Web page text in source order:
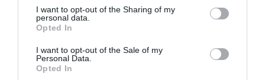
not limited to your visit or usage behaviour. You may click to
grant or deny consent to Google and its third-party tags to
use your data for below specified purposes in below Google
consent section.
I want to opt-out of the Sharing of my
personal data.
Opted In
I want to opt-out of the Sale of my
Personal Data.
Opted In
HASONLÓ ÉRDEKESSÉGEK